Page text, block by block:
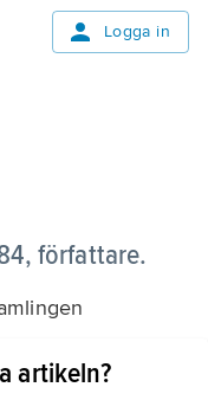
Logga in
författare.
täthet och färg.
artikeln?